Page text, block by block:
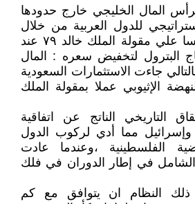
لرأس المال الخليجي خارج حدودها
للدول العربية من خلال
الاستثمار البحت تأسيسا علي مقولة الملك خالد ٧٩ عند
البترول لتخفيض سعره : المال
جاءت الاستثمارات السعودية
الإثيوبي عملا بمقولة الملك
التاريخي الناتج عن اتفاقية
مصر وإسرائيل مما أدي لركوب الدول
الفلسطينية ،وعندما عادت
الشامل في إطار الدوران في فلك
النظام ان يتوافق مع كم